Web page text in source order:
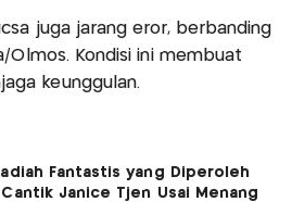
juga jarang eror, berbanding
Olmos. Kondisi ini membuat
keunggulan.
Fantastis yang Diperoleh
Janice Tjen Usai Menang